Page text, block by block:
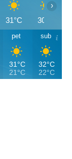
31°C 30°C
›
pet
31°C
21°C
sub
32°C
22°C